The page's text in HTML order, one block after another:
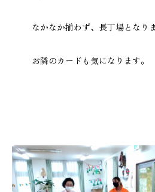
なかなか揃わず、長丁場となり
お隣のカードも気になります。